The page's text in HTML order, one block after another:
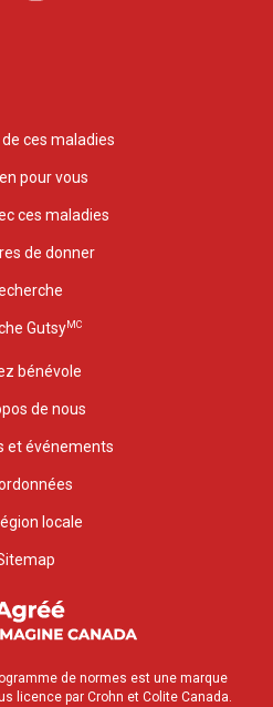
ces maladies
pour vous
ces maladies
de donner
GutsyMC
bénévole
de nous
et événements
locale
de normes est une marque
licence par Crohn et Colite Canada.